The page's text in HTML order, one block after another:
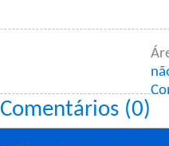
Comentários (0)